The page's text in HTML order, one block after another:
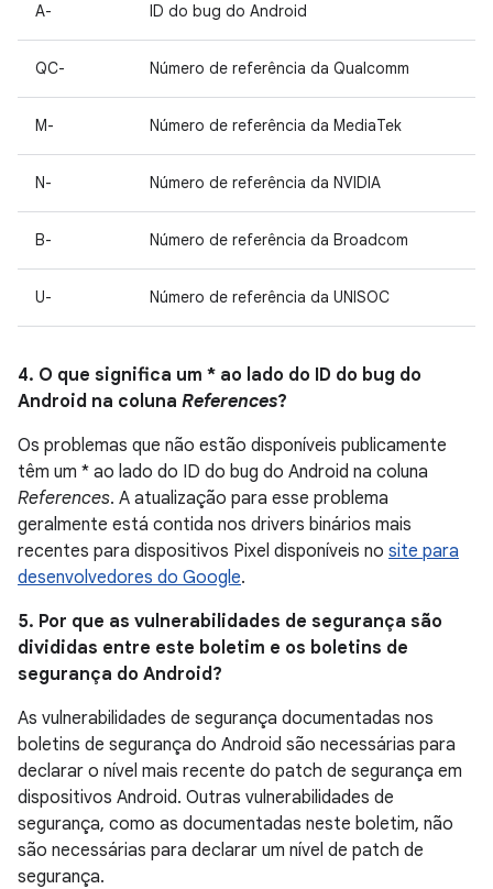
A- ID do bug do Android
QC- Número de referência da Qualcomm
M- Número de referência da MediaTek
N- Número de referência da NVIDIA
B- Número de referência da Broadcom
U- Número de referência da UNISOC
4. O que significa um * ao lado do ID do bug do
Android na coluna References?
Os problemas que não estão disponíveis publicamente
têm um * ao lado do ID do bug do Android na coluna
References. A atualização para esse problema
geralmente está contida nos drivers binários mais
recentes para dispositivos Pixel disponíveis no site para
desenvolvedores do Google.
5. Por que as vulnerabilidades de segurança são
divididas entre este boletim e os boletins de
segurança do Android?
As vulnerabilidades de segurança documentadas nos
boletins de segurança do Android são necessárias para
declarar o nível mais recente do patch de segurança em
dispositivos Android. Outras vulnerabilidades de
segurança, como as documentadas neste boletim, não
são necessárias para declarar um nível de patch de
segurança.